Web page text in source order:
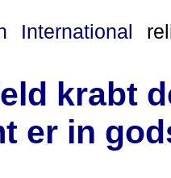
International
krabt
er in